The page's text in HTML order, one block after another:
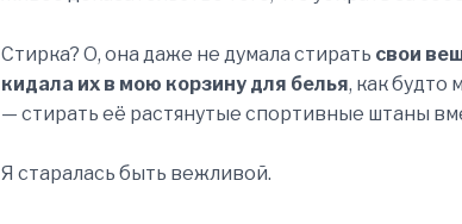
Стирка? О, она даже не думала стирать свои
кидала их в мою корзину для белья, как будто
— стирать её растянутые спортивные штаны
Я старалась быть вежливой.